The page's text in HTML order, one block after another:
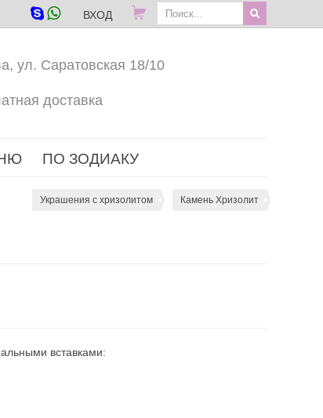
ВХОД
ул. Саратовская 18/10
доставка
ПО ЗОДИАКУ
Украшения с хризолитом Камень Хризолит
вставками: